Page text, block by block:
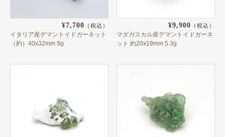
アンティーク
カボション
バフトップ
¥7,700 （税込）
イタリア産デマントイドガーネット
（約）40x32mm 9g
¥9,900 （税込）
マダガスカル産デマントイドガーネ
ット 約20x19mm 5.3g